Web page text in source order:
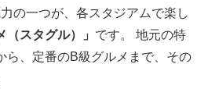
の一つが、各スタジアムで楽し
（スタグル）」 です。 地元の特
ら、定番のB級グルメまで、その